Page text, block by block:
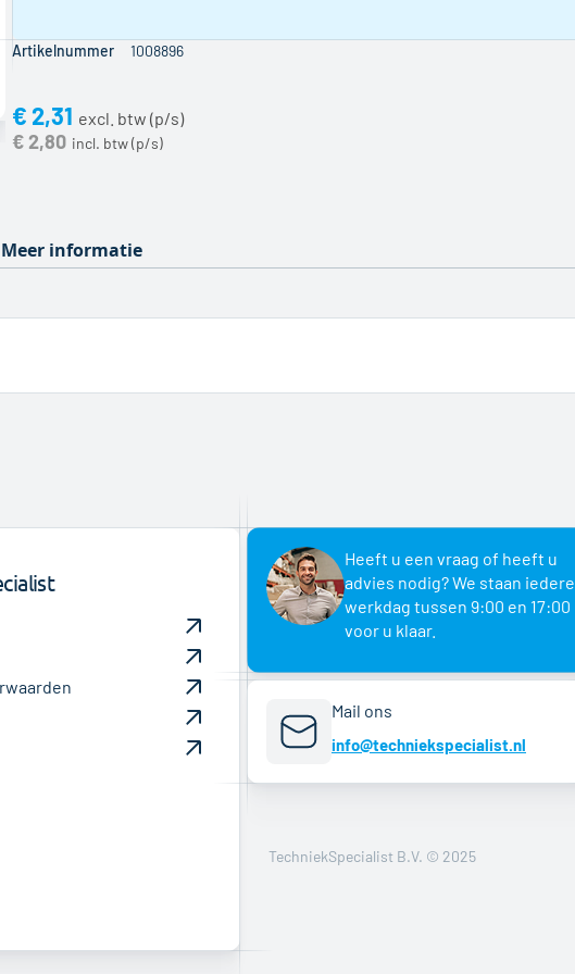
wordt in de
[PRICE]excl.
BTW per
Artikelnummer 1008896
€ 2,80
€ 2,31
Meer informatie
Heeft u een vraag of heeft u
advies nodig? We staan iedere
werkdag tussen 9:00 en 17:00
voor u klaar.
Mail ons
info@techniekspecialist.nl
TechniekSpecialist B.V. © 2025